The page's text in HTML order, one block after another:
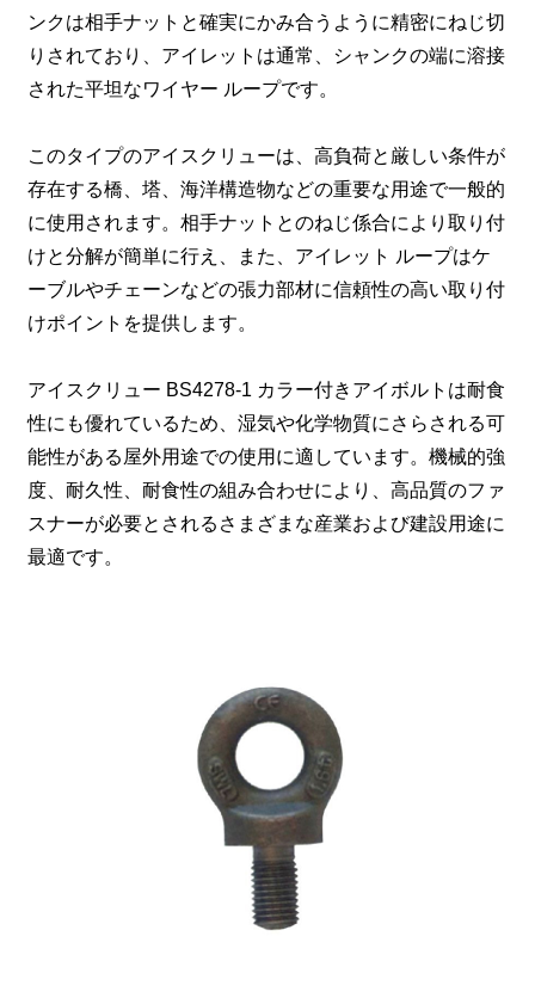
ンクは相手ナットと確実にかみ合うように精密にねじ切
りされており、アイレットは通常、シャンクの端に溶接
された平坦なワイヤー ループです。
このタイプのアイスクリューは、高負荷と厳しい条件が
存在する橋、塔、海洋構造物などの重要な用途で一般的
に使用されます。相手ナットとのねじ係合により取り付
けと分解が簡単に行え、また、アイレット ループはケ
ーブルやチェーンなどの張力部材に信頼性の高い取り付
けポイントを提供します。
アイスクリュー BS4278-1 カラー付きアイボルトは耐食
性にも優れているため、湿気や化学物質にさらされる可
能性がある屋外用途での使用に適しています。機械的強
度、耐久性、耐食性の組み合わせにより、高品質のファ
スナーが必要とされるさまざまな産業および建設用途に
最適です。